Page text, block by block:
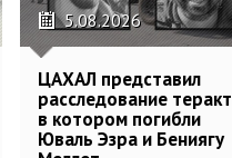
5.08.2026
ЦАХАЛ представил
расследование
в котором погибли
Юваль Эзра и Бениягу